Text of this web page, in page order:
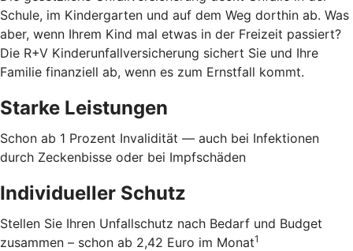
Schule, im Kindergarten und auf dem Weg dorthin ab. Was
aber, wenn Ihrem Kind mal etwas in der Freizeit passiert?
Die R+V Kinderunfallversicherung sichert Sie und Ihre
Familie finanziell ab, wenn es zum Ernstfall kommt.
Starke Leistungen
Schon ab 1 Prozent Invalidität — auch bei Infektionen
durch Zeckenbisse oder bei Impfschäden
Individueller Schutz
Stellen Sie Ihren Unfallschutz nach Bedarf und Budget
zusammen – schon ab 2,42 Euro im Monat1